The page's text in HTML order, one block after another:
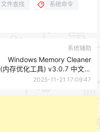
文件查找 系统命令
系统辅助
Windows Memory Cleaner
(内存优化工具) v3.0.7 中文绿
色版
2025-11-21 17:09:47